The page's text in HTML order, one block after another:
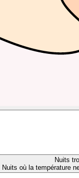
Nuits
Nuits où la température